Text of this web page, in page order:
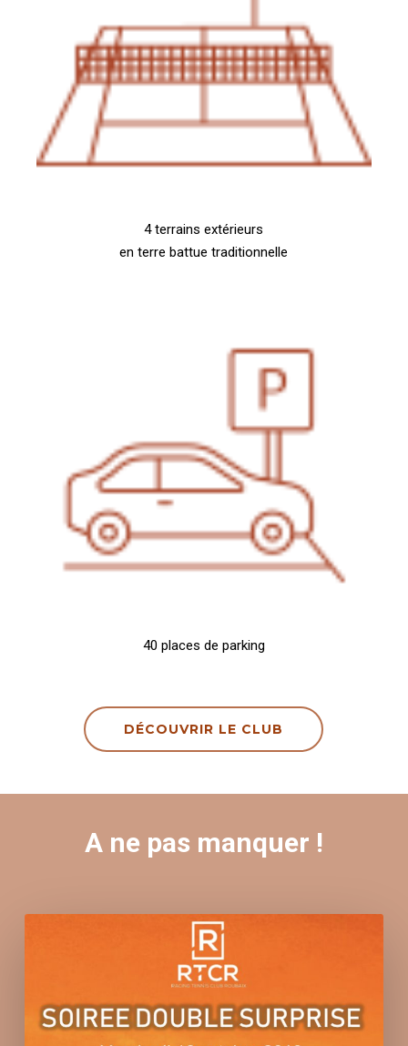
4 terrains extérieurs
en terre battue traditionnelle
40 places de parking
DÉCOUVRIR LE CLUB
A ne pas manquer !